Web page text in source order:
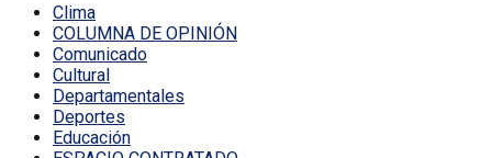
Clima
COLUMNA DE OPINIÓN
Comunicado
Cultural
Departamentales
Deportes
Educación